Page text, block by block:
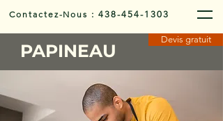
Contactez-Nous :438-454-1303
PAPINEAU
Devis gratuit